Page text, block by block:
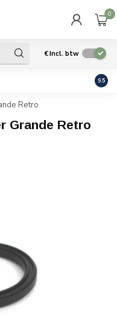
0
€Incl. btw
Geen
9.5
Retro
Grande Retro